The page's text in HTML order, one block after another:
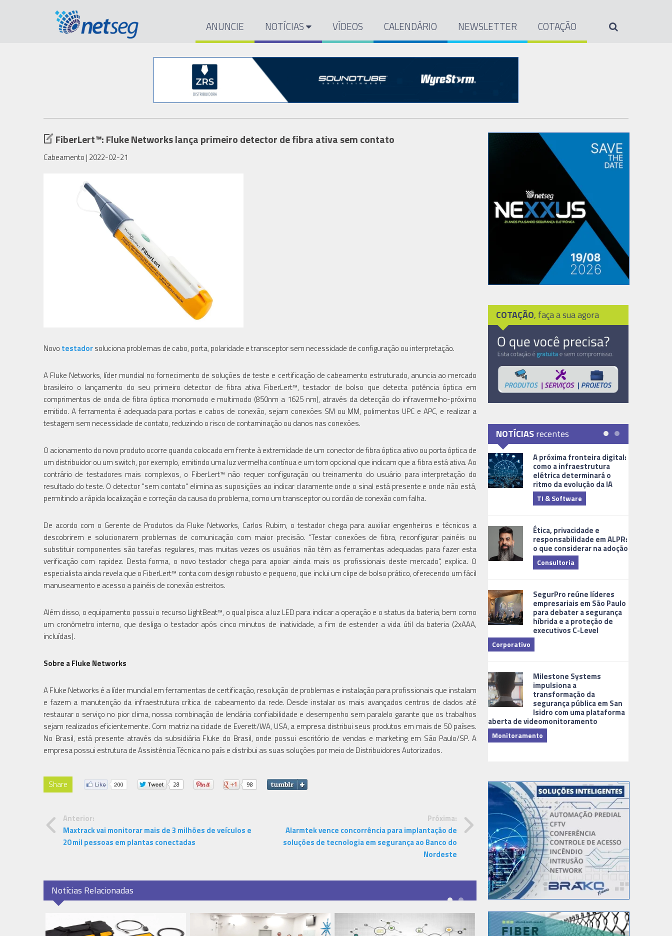
ANUNCIE NOTÍCIAS VÍDEOS CALENDÁRIO NEWSLETTER COTAÇÃO
FiberLert™: Fluke Networks lança primeiro detector de fibra ativa sem contato
Cabeamento | 2022-02-21
Novo testadorsoluciona problemas de cabo, porta, polaridade e transceptor sem necessidade de configuração ou interpretação.
A Fluke Networks, líder mundial no fornecimento de soluções de teste e certificação de cabeamento estruturado, anuncia ao mercado
brasileiro o lançamento do seu primeiro detector de fibra ativa FiberLert™, testador de bolso que detecta potência óptica em
comprimentos de onda de fibra óptica monomodo e multimodo (850nm a 1625 nm), através da detecção do infravermelho-próximo
emitido. A ferramenta é adequada para portas e cabos de conexão, sejam conexões SM ou MM, polimentos UPC e APC, e realizar a
testagem sem necessidade de contato, reduzindo o risco de contaminação ou danos nas conexões.
O acionamento do novo produto ocorre quando colocado em frente à extremidade de um conector de fibra óptica ativo ou porta óptica de
um distribuidor ou um switch, por exemplo, emitindo uma luz vermelha contínua e um tom opcional que indicam que a fibra está ativa. Ao
contrário de testadores mais complexos, o FiberLert™ não requer configuração ou treinamento do usuário para interpretação do
resultado do teste. O detector "sem contato" elimina as suposições ao indicar claramente onde o sinal está presente e onde não está,
permitindo a rápida localização e correção da causa do problema, como um transceptor ou cordão de conexão com falha.
De acordo com o Gerente de Produtos da Fluke Networks, Carlos Rubim, o testador chega para auxiliar engenheiros e técnicos a
descobrirem e solucionarem problemas de comunicação com maior precisão. "Testar conexões de fibra, reconfigurar painéis ou
substituir componentes são tarefas regulares, mas muitas vezes os usuários não têm as ferramentas adequadas para fazer esta
verificação com rapidez. Desta forma, o novo testador chega para apoiar ainda mais os profissionais deste mercado", explica. O
especialista ainda revela que o FiberLert™ conta com design robusto e pequeno, que inclui um clipe de bolso prático, oferecendo um fácil
manuseamento e acesso a painéis de conexão estreitos.
Além disso, o equipamento possui o recurso LightBeat™, o qual pisca a luz LED para indicar a operação e o status da bateria, bem como
um cronômetro interno, que desliga o testador após cinco minutos de inatividade, a fim de estender a vida útil da bateria (2xAAA,
incluídas).
Sobre a Fluke Networks
A Fluke Networks é a líder mundial em ferramentas de certificação, resolução de problemas e instalação para profissionais que instalam
e fazem a manutenção da infraestrutura crítica de cabeamento da rede. Desde instalar os mais avançados centros de dados até
restaurar o serviço no pior clima, nossa combinação de lendária confiabilidade e desempenho sem paralelo garante que os trabalhos
sejam realizados eficientemente. Com matriz na cidade de Everett/WA, USA, a empresa distribui seus produtos em mais de 50 países.
No Brasil, está presente através da subsidiária Fluke do Brasil, onde possui escritório de vendas e marketing em São Paulo/SP. A
empresa possui estrutura de Assistência Técnica no país e distribui as suas soluções por meio de Distribuidores Autorizados.
Share
Anterior:
Maxtrack vai monitorar mais de 3 milhões de veículos e
20 mil pessoas em plantas conectadas
Próxima:
Alarmtek vence concorrência para implantação de
soluções de tecnologia em segurança ao Banco do
Nordeste
Notícias Relacionadas
COTAÇÃO, faça a sua agora
NOTÍCIASrecentes
A próxima fronteira digital:
como a infraestrutura
elétrica determinará o
ritmo da evolução da IA
TI & Software
Ética, privacidade e
responsabilidade em ALPR:
o que considerar na adoção
Consultoria
SegurPro reúne líderes
empresariais em São Paulo
para debater a segurança
híbrida e a proteção de
executivos C-Level
Corporativo
Milestone Systems
impulsiona a
transformação da
segurança pública em San
Isidro com uma plataforma
aberta de videomonitoramento
Monitoramento